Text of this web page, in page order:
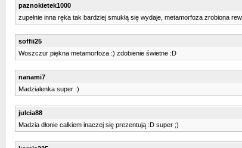
paznokietek1000
zupełnie inna ręka tak bardziej smukłą się wydaje, metamorfoza zrobiona
soffii25
Woszczur piękna metamorfoza :) zdobienie świetne :D
nanami7
Madzialenka super :)
julcia88
Madzia dłonie całkiem inaczej się prezentują :D super ;)